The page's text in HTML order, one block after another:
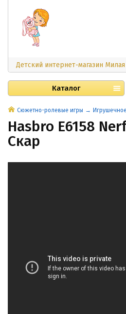
Детский интернет-магазин
Каталог
Сюжетно-ролевые игры
Hasbro E6158
Скар